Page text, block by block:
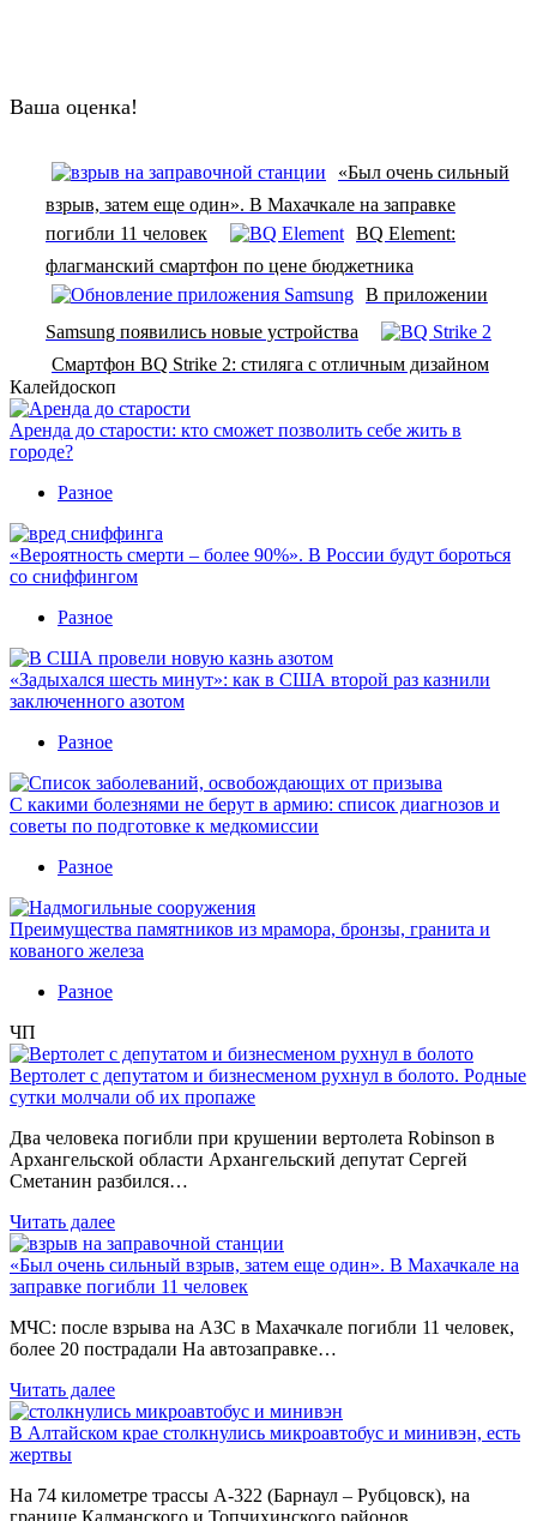
Ваша оценка!
«Был очень сильный
взрыв, затем еще один». В Махачкале на заправке
погибли 11 человек
BQ Element:
флагманский смартфон по цене бюджетника
В приложении
Samsung появились новые устройства
Смартфон BQ Strike 2: стиляга с отличным дизайном
Калейдоскоп
Аренда до старости: кто сможет позволить себе жить в
городе?
Разное
«Вероятность смерти – более 90%». В России будут бороться
со сниффингом
Разное
«Задыхался шесть минут»: как в США второй раз казнили
заключенного азотом
Разное
С какими болезнями не берут в армию: список диагнозов и
советы по подготовке к медкомиссии
Разное
Преимущества памятников из мрамора, бронзы, гранита и
кованого железа
Разное
ЧП
Вертолет с депутатом и бизнесменом рухнул в болото. Родные
сутки молчали об их пропаже
Два человека погибли при крушении вертолета Robinson в
Архангельской области Архангельский депутат Сергей
Сметанин разбился…
Читать далее
«Был очень сильный взрыв, затем еще один». В Махачкале на
заправке погибли 11 человек
МЧС: после взрыва на АЗС в Махачкале погибли 11 человек,
более 20 пострадали На автозаправке…
Читать далее
В Алтайском крае столкнулись микроавтобус и минивэн, есть
жертвы
На 74 километре трассы А-322 (Барнаул – Рубцовск), на
границе Калманского и Топчихинского районов